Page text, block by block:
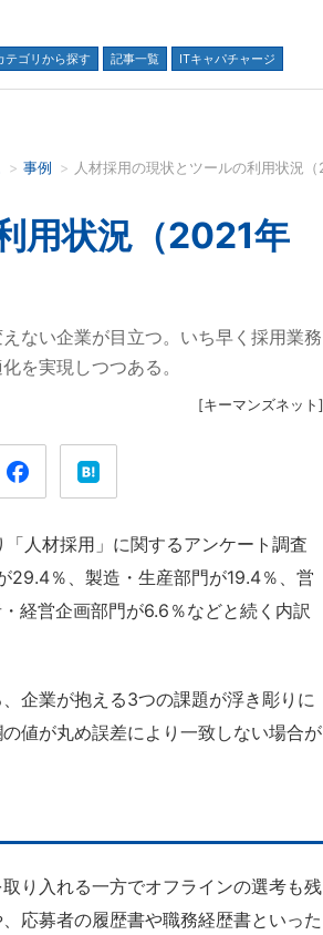
テゴリから探す 記事一覧 ITキャパチャージ
並び
事例 人材採用の現状とツールの利用状況（
用状況（2021年
ない企業が目立つ。いち早く採用業務
を実現しつつある。
[キーマンズネット ]
人材採用」に関するアンケート調査
29.4％、製造・生産部門が19.4％、営
経営企画部門が6.6％などと続く内訳
企業が抱える3つの課題が浮き彫りに
値が丸め誤差により一致しない場合が
り入れる一方でオフラインの選考も残
応募者の履歴書や職務経歴書といった